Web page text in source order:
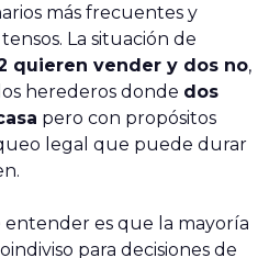
más frecuentes y
La situación de
quieren vender y dos no,
herederos donde dos
pero con propósitos
legal que puede durar
es que la mayoría
para decisiones de